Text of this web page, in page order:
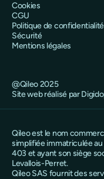
@Qileo 2025
Site web réalisé par
Cookies
CGU
Politique de confidentialité
Sécurité
Mentions légales
Qileo est le nom
simplifiée immatriculée
403 et ayant son siège
Levallois-Perret.
Qileo SAS fournit des